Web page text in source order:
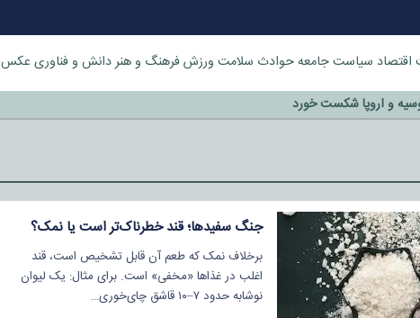
اقتصاد سیاستجامعهحوادث سلامت ورزشفرهنگ و هنردانش و فناوری عکس
و اروپا شکست خورد
جنگ سفیدها؛ قند خطرناک‌تر است یا نمک؟
برخلاف نمک که طعم آن قابل تشخیص است، قند
اغلب در غذاها «مخفی» است. برای مثال: یک لیوان
نوشابه حدود ۷–۱۰ قاشق چای‌خوری…